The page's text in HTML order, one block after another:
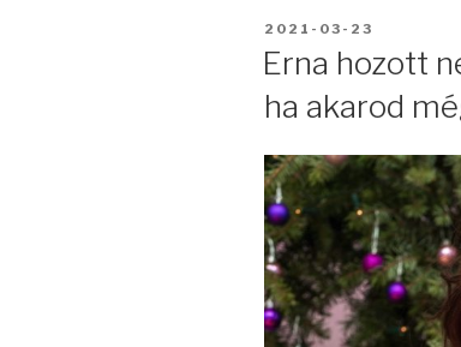
BEKÜLDVE:
2021-03-23
Erna hozott
ha akarod